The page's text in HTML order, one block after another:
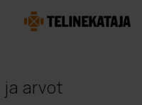
arvot